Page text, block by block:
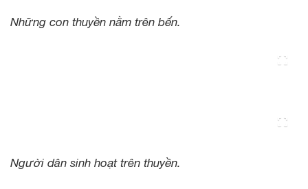
Những con thuyền nằm trên bến.
Người dân sinh hoạt trên thuyền.